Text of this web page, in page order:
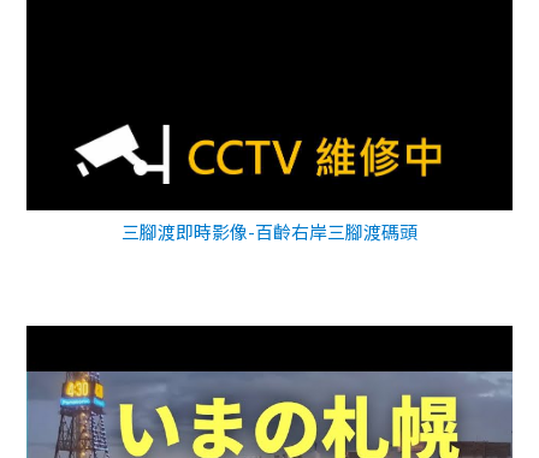
三腳渡即時影像-百齡右岸三腳渡碼頭